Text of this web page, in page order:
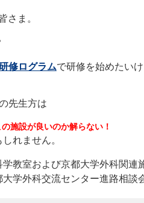
さま。
修ログラムで研修を始めたい
先生方は
施設が良いのか解らない！
れません。
教室および京都大学外科関連
学外科交流センター進路相談